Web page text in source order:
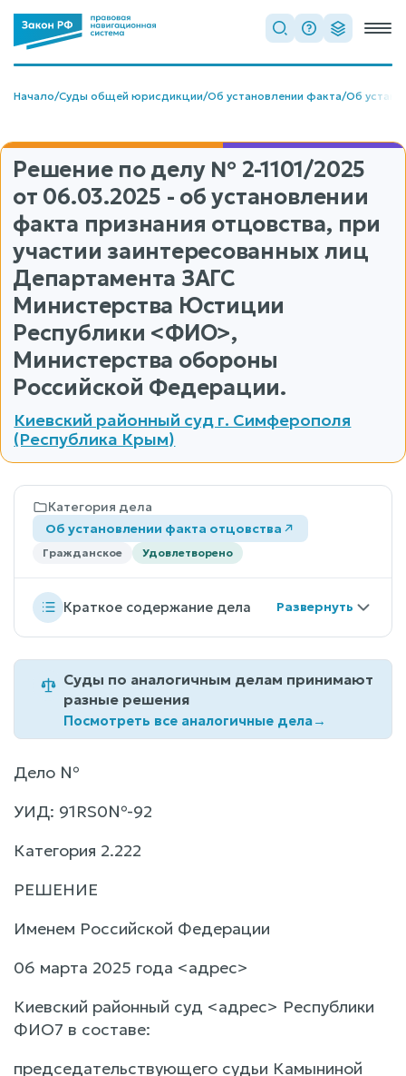
Начало/Суды общей юрисдикции/Об установлении факта/Об
Решение по делу № 2-1101/2025
от 06.03.2025 - об установлении
факта признания отцовства, при
участии заинтересованных лиц
Департамента ЗАГС
Министерства Юстиции
Республики <ФИО>,
Министерства обороны
Российской Федерации.
Киевский районный суд г. Симферополя
(Республика Крым)
Категория дела
Об установлении факта отцовства
Гражданское Удовлетворено
Краткое содержание дела
Суды по аналогичным делам принимают
разные решения
Посмотреть все аналогичные дела→
Дело №
УИД: 91RS0№-92
Категория 2.222
РЕШЕНИЕ
Именем Российской Федерации
06 марта 2025 года <адрес>
Киевский районный суд <адрес> Республики
ФИО7 в составе:
председательствующего судьи Камыниной